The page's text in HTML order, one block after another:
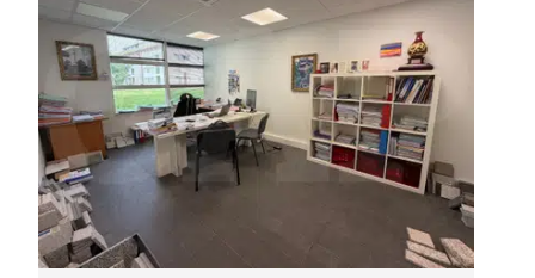
naturels, miniers, ou technologiques, auxquels ces
biens sont exposés, sont disponibles sur le site